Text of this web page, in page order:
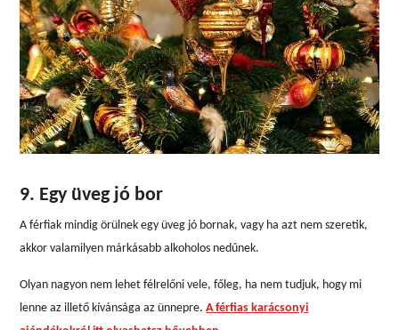
9. Egy üveg jó bor
A férfiak mindig örülnek egy üveg jó bornak, vagy ha azt nem szeretik,
akkor valamilyen márkásabb alkoholos nedűnek.
Olyan nagyon nem lehet félrelőni vele, főleg, ha nem tudjuk, hogy mi
lenne az illető kívánsága az ünnepre.A férfias karácsonyi